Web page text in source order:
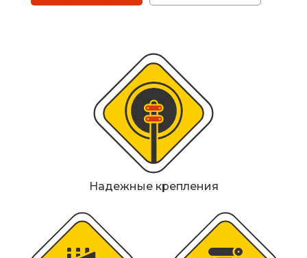
Светодиодные светофоры T7
Мобильные сигнальные строительные
Материалы для дорожной разметки
Знаки безопасности
Знаки магистральных газопроводов
Надежные крепления